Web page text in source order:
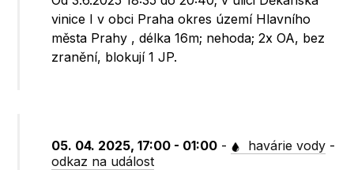
vinice I v obci Praha okres území Hlavního
města Prahy , délka 16m; nehoda; 2x OA, bez
zranění, blokují 1 JP.
05. 04. 2025, 17:00 - 01:00 - havárie vody -
odkaz na událost